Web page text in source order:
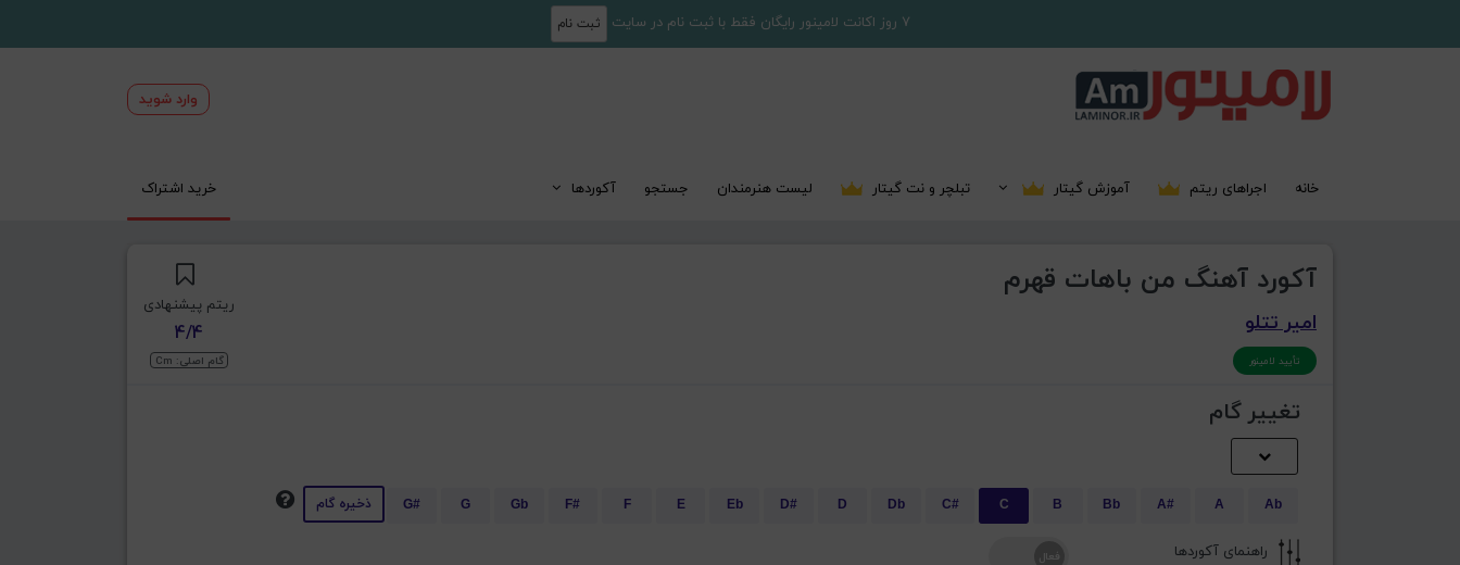
7 روز اکانت لامینور رایگان فقط با ثبت نام در سایت ثبت نام
وارد شوید
خانه اجراهای ریتم آموزش گیتار تبلچر و نت گیتار لیست هنرمندان جستجو آکوردها خرید اشتراک
آکورد آهنگ من باهات قهرم
امیر تتلو
تأیید لامینور
ریتم پیشنهادی
4/4
گام اصلی: Cm
تغییر گام
Ab
A
A#
Bb
B
C
C#
Db
D
D#
Eb
E
F
F#
Gb
G
G# ذخیره گام
راهنمای آکوردها